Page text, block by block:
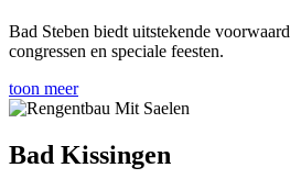
Bad Steben biedt uitstekende
congressen en speciale feesten.
toon meer
Bad Kissingen